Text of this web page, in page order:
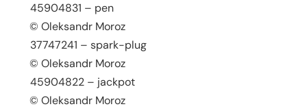
45904831 – pen
© Oleksandr Moroz
37747241 – spark-plug
© Oleksandr Moroz
45904822 – jackpot
© Oleksandr Moroz